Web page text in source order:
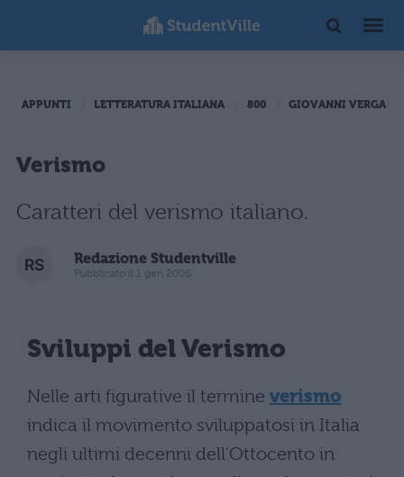
APPUNTI LETTERATURA ITALIANA 800 GIOVANNI VERGA
Verismo
Caratteri del verismo italiano.
Redazione Studentville
Pubblicato il 1 gen 2005
Sviluppi del Verismo
Nelle arti figurative il termine verismo
indica il movimento sviluppatosi in Italia
negli ultimi decenni dell'Ottocento in